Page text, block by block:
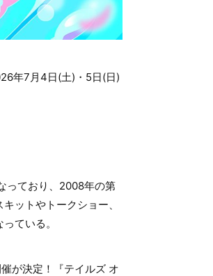
年7月4日(土)・5日(日)
っており、2008年の第
ットやトークショー、
ている。
が決定！『テイルズ オ